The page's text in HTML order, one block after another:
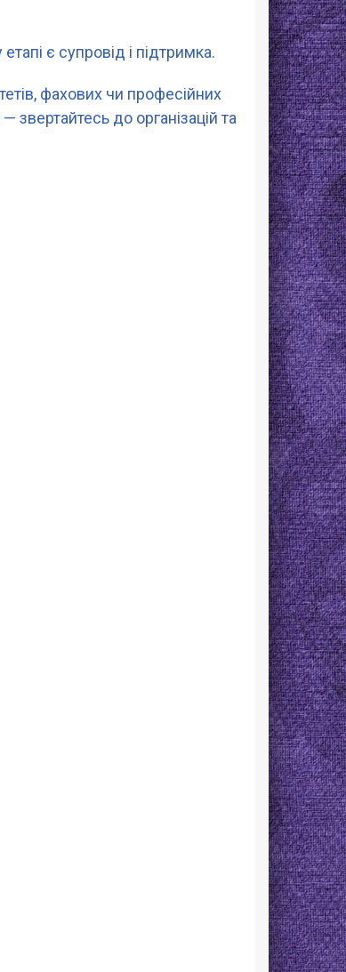
є супровід і підтримка.
фахових чи професійних
до організацій та